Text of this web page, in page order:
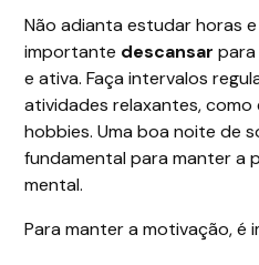
Não adianta estudar horas
importante descansar para
e ativa. Faça intervalos
atividades relaxantes, como
hobbies. Uma boa noite de
fundamental para manter a
mental.
Para manter a motivação, é